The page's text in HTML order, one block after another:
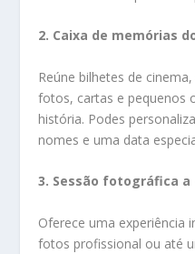
2. Caixa de memórias
Reúne bilhetes de
fotos, cartas e pequenos
história. Podes
nomes e uma data
3. Sessão fotográfica a
Oferece uma experiência
fotos profissional ou até